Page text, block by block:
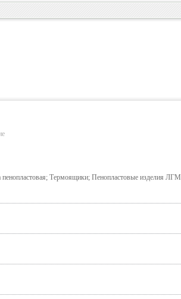
Термоящики; Пенопластовые изделия ЛГМ